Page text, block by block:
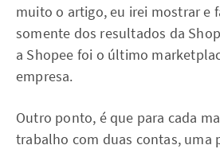
muito o artigo, eu irei mostrar e
somente dos resultados da
a Shopee foi o último
empresa.
Outro ponto, é que para cada
trabalho com duas contas, uma